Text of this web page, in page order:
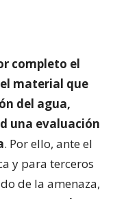
completo el
material que
del agua,
una evaluación
. Por ello, ante el
y para terceros
de la amenaza,